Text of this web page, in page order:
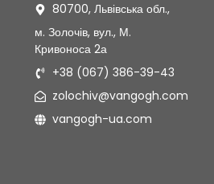
80700, Львівська обл.,
м. Золочів, вул., М.
Кривоноса 2а
+38 (067) 386-39-43
zolochiv@vangogh.com
vangogh-ua.com